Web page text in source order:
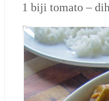
1 biji tomato –